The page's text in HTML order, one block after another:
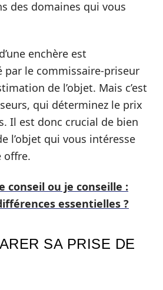
des domaines qui vous
enchère est
par le commissaire-priseur
de l’objet. Mais c’est
qui déterminez le prix
Il est donc crucial de bien
l’objet qui vous intéresse
offre.
conseil ou je conseille :
essentielles ?
SA PRISE DE